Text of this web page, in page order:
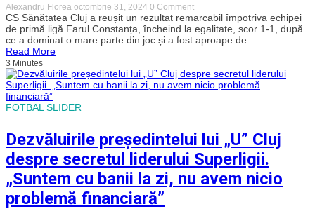
Alexandru Florea octombrie 31, 2024 0 Commenton
Sănătatea
Cluj
ține
piept
și
obține
CS Sănătatea Cluj a reușit un rezultat remarcabil împotriva echipei
de primă ligă Farul Constanța, încheind la egalitate, scor 1-1, după
ce a dominat o mare parte din joc și a fost aproape de...
Read More
3 Minutes
FOTBAL SLIDER
Dezvăluirile președintelui lui „U” Cluj
despre secretul liderului Superligii.
„Suntem cu banii la zi, nu avem nicio
problemă financiară”